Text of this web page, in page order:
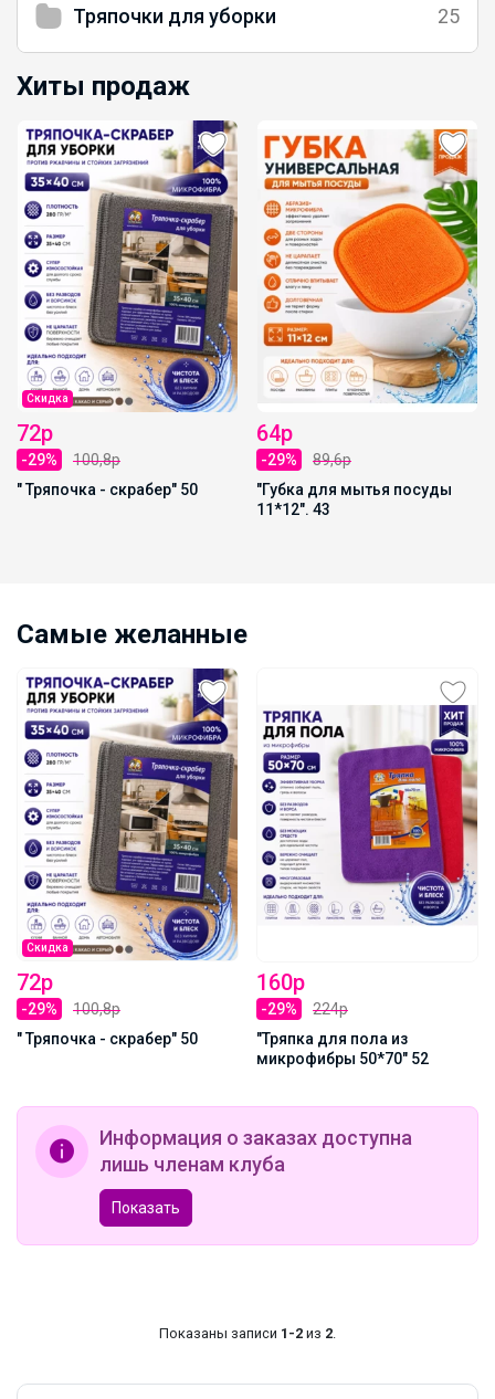
Тряпочки для уборки 25
Хиты продаж
Скидка
72р
-29%
100,8р
" Тряпочка - скрабер" 50
64р
-29%
89,6р
"Губка для мытья посуды
11*12". 43
Самые желанные
Скидка
72р
-29%
100,8р
" Тряпочка - скрабер" 50
160р
-29%
224р
"Тряпка для пола из
микрофибры 50*70" 52
Информация о заказах доступна
лишь членам клуба
Показать
Показаны записи 1-2 из 2